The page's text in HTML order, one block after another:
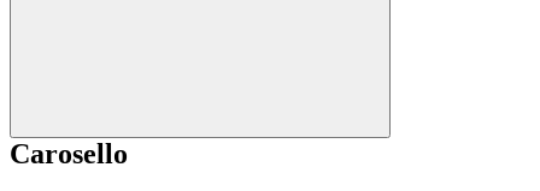
Carosello